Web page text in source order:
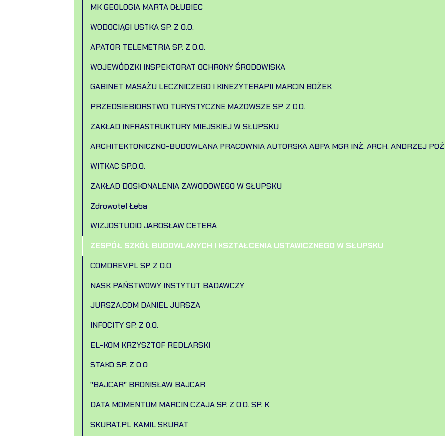
MK GEOLOGIA MARTA OŁUBIEC
WODOCIĄGI USTKA SP. Z O.O.
APATOR TELEMETRIA SP. Z O.O.
WOJEWÓDZKI INSPEKTORAT OCHRONY ŚRODOWISKA
GABINET MASAŻU LECZNICZEGO I KINEZYTERAPII MARCIN BOŻEK
PRZEDSIEBIORSTWO TURYSTYCZNE MAZOWSZE SP. Z O.O.
ZAKŁAD INFRASTRUKTURY MIEJSKIEJ W SŁUPSKU
ARCHITEKTONICZNO-BUDOWLANA PRACOWNIA AUTORSKA ABPA MGR INŻ. ARCH. ANDRZEJ
WITKAC SP.O.O.
ZAKŁAD DOSKONALENIA ZAWODOWEGO W SŁUPSKU
Zdrowotel Łeba
WIZJOSTUDIO JAROSŁAW CETERA
ZESPÓŁ SZKÓŁ BUDOWLANYCH I KSZTAŁCENIA USTAWICZNEGO W SŁUPSKU
COMDREV.PL SP. Z O.O.
NASK PAŃSTWOWY INSTYTUT BADAWCZY
JURSZA.COM DANIEL JURSZA
INFOCITY SP. Z O.O.
EL-KOM KRZYSZTOF REDLARSKI
STAKO SP. Z O.O.
"BAJCAR" BRONISŁAW BAJCAR
DATA MOMENTUM MARCIN CZAJA SP. Z O.O. SP. K.
SKURAT.PL KAMIL SKURAT